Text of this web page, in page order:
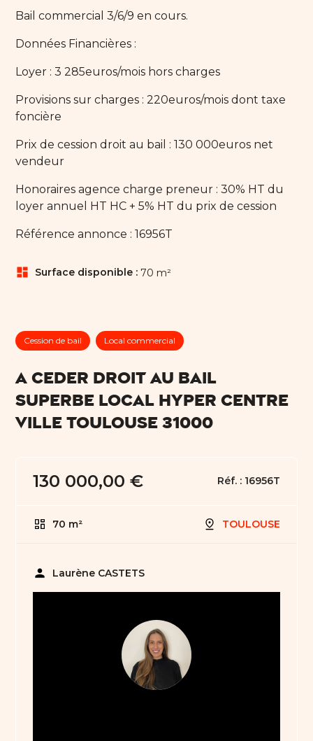
Bail commercial 3/6/9 en cours.
Données Financières :
Loyer : 3 285euros/mois hors charges
Provisions sur charges : 220euros/mois dont taxe
foncière
Prix de cession droit au bail : 130 000euros net
vendeur
Honoraires agence charge preneur : 30% HT du
loyer annuel HT HC + 5% HT du prix de cession
Référence annonce : 16956T
dashboard Surface disponible : 70 m²
Cession de bail Local commercial
A CEDER DROIT AU BAIL
SUPERBE LOCAL HYPER CENTRE
VILLE TOULOUSE 31000
130 000,00 € Réf. : 16956T
70 m² TOULOUSE
person Laurène CASTETS